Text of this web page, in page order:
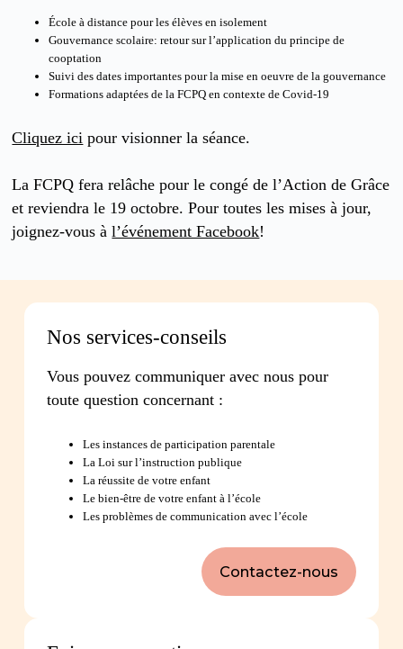
École à distance pour les élèves en isolement
Gouvernance scolaire: retour sur l’application du principe de
cooptation
Suivi des dates importantes pour la mise en oeuvre de la gouvernance
Formations adaptées de la FCPQ en contexte de Covid-19
Cliquez ici pour visionner la séance.
La FCPQ fera relâche pour le congé de l’Action de Grâce
et reviendra le 19 octobre. Pour toutes les mises à jour,
joignez-vous àl’événement Facebook!
Nos services-conseils
Vous pouvez communiquer avec nous pour
toute question concernant :
Les instances de participation parentale
La Loi sur l’instruction publique
La réussite de votre enfant
Le bien-être de votre enfant à l’école
Les problèmes de communication avec l’école
Contactez-nous